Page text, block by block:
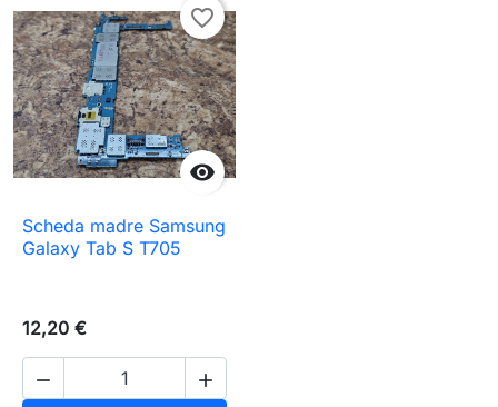

favorite_border
Scheda madre Samsung
Galaxy Tab S T705
12,20 €
 